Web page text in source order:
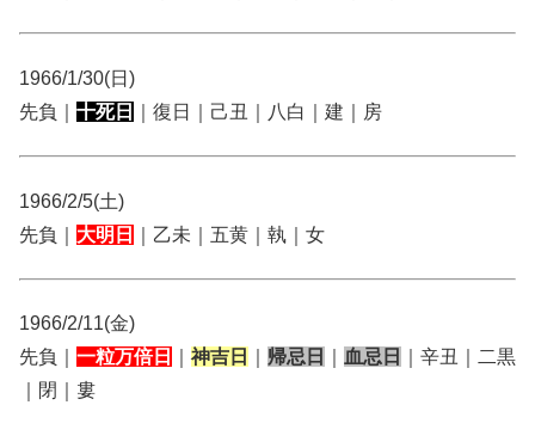
1966/1/30(日)
先負｜ 十死日 ｜復日｜己丑｜八白｜建｜房
1966/2/5(土)
先負｜ 大明日 ｜乙未｜五黄｜執｜女
1966/2/11(金)
先負｜ 一粒万倍日 神吉日 帰忌日 血忌日
｜辛丑｜二黒
｜閉｜婁